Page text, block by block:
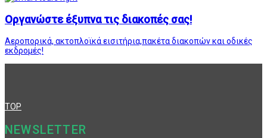
Οργανώστε έξυπνα τις διακοπές σας!
Αεροπορικά, ακτοπλοϊκά εισιτήρια,πακέτα διακοπών και οδικές
εκδρομές!
TOP
NEWSLETTER